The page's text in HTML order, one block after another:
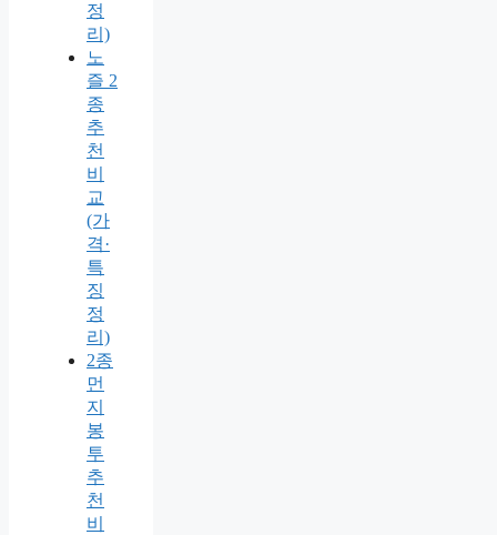
정
리)
노
즐 2
종
추
천
비
교
(가
격·
특
징
정
리)
2종
먼
지
봉
투
추
천
비